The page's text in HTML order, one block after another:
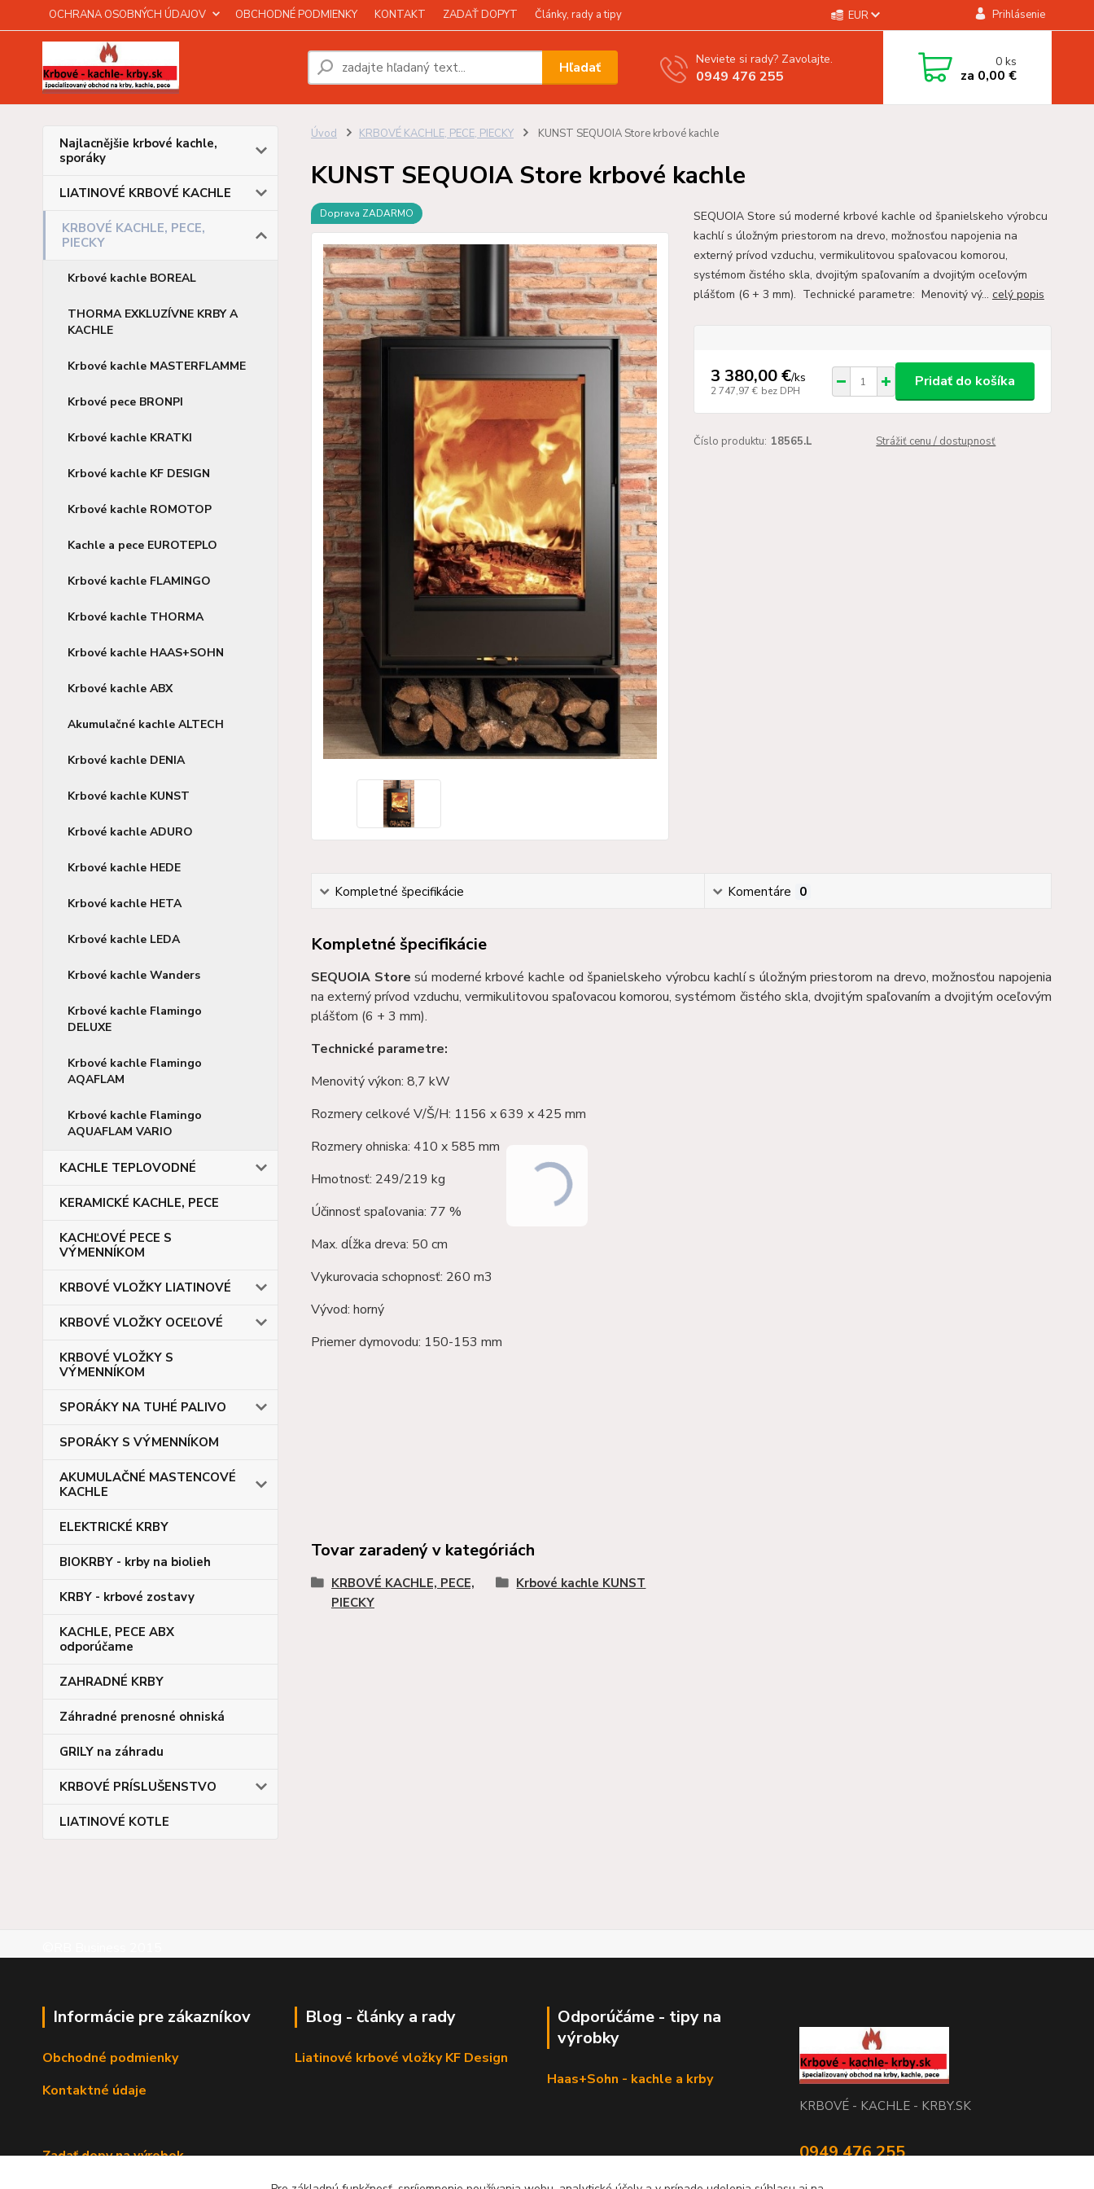
OCHRANA OSOBNÝCH ÚDAJOV OBCHODNÉ PODMIENKY KONTAKT ZADAŤ DOPYT Články, rady a tipy EUR Prihlásenie
Hľadať Neviete si rady? Zavolajte.
0949 476 255
0ks
za 0,00 €
Najlacnějšie krbové kachle,
sporáky
LIATINOVÉ KRBOVÉ KACHLE
KRBOVÉ KACHLE, PECE,
PIECKY
Krbové kachle BOREAL
THORMA EXKLUZÍVNE KRBY A
KACHLE
Krbové kachle MASTERFLAMME
Krbové pece BRONPI
Krbové kachle KRATKI
Krbové kachle KF DESIGN
Krbové kachle ROMOTOP
Kachle a pece EUROTEPLO
Krbové kachle FLAMINGO
Krbové kachle THORMA
Krbové kachle HAAS+SOHN
Krbové kachle ABX
Akumulačné kachle ALTECH
Krbové kachle DENIA
Krbové kachle KUNST
Krbové kachle ADURO
Krbové kachle HEDE
Krbové kachle HETA
Krbové kachle LEDA
Krbové kachle Wanders
Krbové kachle Flamingo
DELUXE
Krbové kachle Flamingo
AQAFLAM
Krbové kachle Flamingo
AQUAFLAM VARIO
KACHLE TEPLOVODNÉ
KERAMICKÉ KACHLE, PECE
KACHĽOVÉ PECE S
VÝMENNÍKOM
KRBOVÉ VLOŽKY LIATINOVÉ
KRBOVÉ VLOŽKY OCEĽOVÉ
KRBOVÉ VLOŽKY S
VÝMENNÍKOM
SPORÁKY NA TUHÉ PALIVO
SPORÁKY S VÝMENNÍKOM
AKUMULAČNÉ MASTENCOVÉ
KACHLE
ELEKTRICKÉ KRBY
BIOKRBY - krby na biolieh
KRBY - krbové zostavy
KACHLE, PECE ABX
odporúčame
ZAHRADNÉ KRBY
Záhradné prenosné ohniská
GRILY na záhradu
KRBOVÉ PRÍSLUŠENSTVO
LIATINOVÉ KOTLE
Úvod KRBOVÉ KACHLE, PECE, PIECKY KUNST SEQUOIA Store krbové kachle
KUNST SEQUOIA Store krbové kachle
Doprava ZADARMO
SEQUOIA Store sú moderné krbové kachle od španielskeho výrobcu
kachlí s úložným priestorom na drevo, možnosťou napojenia na
externý prívod vzduchu, vermikulitovou spaľovacou komorou,
systémom čistého skla, dvojitým spaľovaním a dvojitým oceľovým
plášťom (6 + 3 mm). Technické parametre: Menovitý vý... celý popis
3 380,00 €/ks
2 747,97 € bez DPH
Pridať do košíka
Číslo produktu: 18565.L Strážiť cenu / dostupnosť
Kompletné špecifikácie Komentáre 0
Kompletné špecifikácie
SEQUOIA Storesú moderné krbové kachle od španielskeho výrobcu kachlí s úložným priestorom na drevo, možnosťou napojenia
na externý prívod vzduchu, vermikulitovou spaľovacou komorou, systémom čistého skla, dvojitým spaľovaním a dvojitým oceľovým
plášťom (6 + 3 mm).
Technické parametre:
Menovitý výkon: 8,7 kW
Rozmery celkové V/Š/H: 1156 x 639 x 425 mm
Rozmery ohniska: 410 x 585 mm
Hmotnosť: 249/219 kg
Účinnosť spaľovania: 77 %
Max. dĺžka dreva: 50 cm
Vykurovacia schopnosť: 260 m3
Vývod: horný
Priemer dymovodu: 150-153 mm
Tovar zaradený v kategóriách
KRBOVÉ KACHLE, PECE,
PIECKY
Krbové kachle KUNST
Informácie pre zákazníkov
Obchodné podmienky
Kontaktné údaje
Zadať dopy na výrobok
Blog - články a rady
Liatinové krbové vložky KF Design
Odporúčáme - tipy na
výrobky
Haas+Sohn - kachle a krby
KRBOVÉ - KACHLE - KRBY.SK
0949 476 255